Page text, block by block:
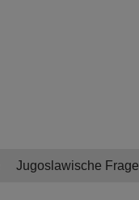
Jugoslawische Frage